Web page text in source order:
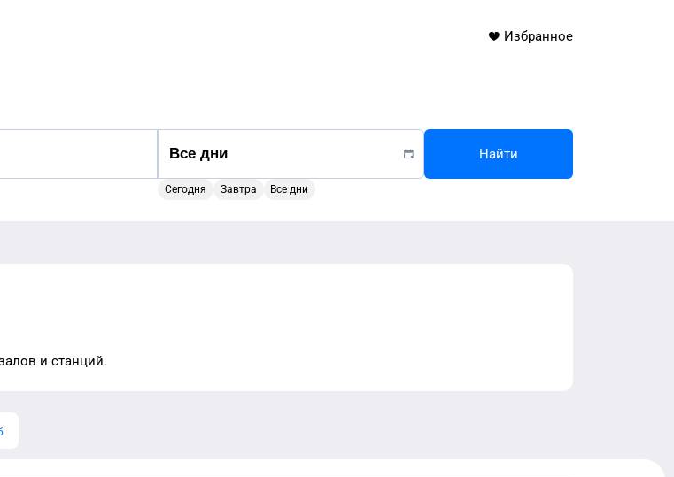
Избранное
Сегодня Завтра Все дни
Найти
и станций.